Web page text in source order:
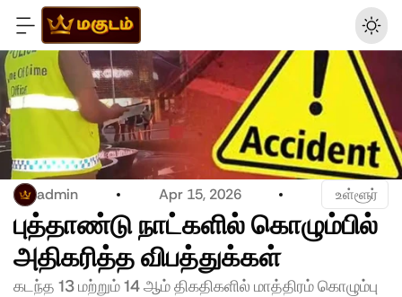
admin Apr 15, 2026 உள்ளூர்
புத்தாண்டு நாட்களில் கொழும்பில்
அதிகரித்த விபத்துக்கள்
கடந்த 13 மற்றும் 14 ஆம் திகதிகளில் மாத்திரம் கொழும்பு